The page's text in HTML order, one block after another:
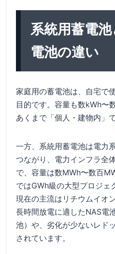
系統用蓄電
電池の違い
家庭用の蓄電池は、自宅で
目的です。容量も数kWh〜
あくまで「個人・建物内」
一方、系統用蓄電池は電力
つながり、電力インフラ全
で、容量は数MWh〜数百
ではGWh級の大型プロジェ
現在の主流はリチウムイオ
長時間放電に適したNAS電
池）や、劣化が少ないレド
されています。